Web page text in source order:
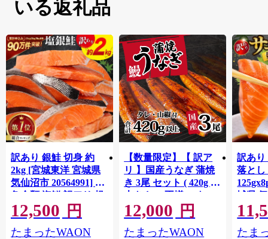
いる返礼品
訳あり 銀鮭 切身 約
2kg [宮城東洋 宮城県
気仙沼市 20564991] 鮭
魚介類 海鮮 訳アリ 規
格外 不揃い さけ サケ
鮭切身 シャケ 切り身
冷凍 家庭用 おかず 弁
12,500 円
たまったWAON
【数量限定】【 訳ア
リ 】国産うなぎ 蒲焼
き 3尾 セット ( 420g )
大きさ の不揃い タ
レ・山椒付き ウナギ
鰻 ふぞろい 不揃い う
な重 ひつまぶし 人気
12,000 円
たまったWAON
訳あり
落とし
城県
お刺し
生 生
たま